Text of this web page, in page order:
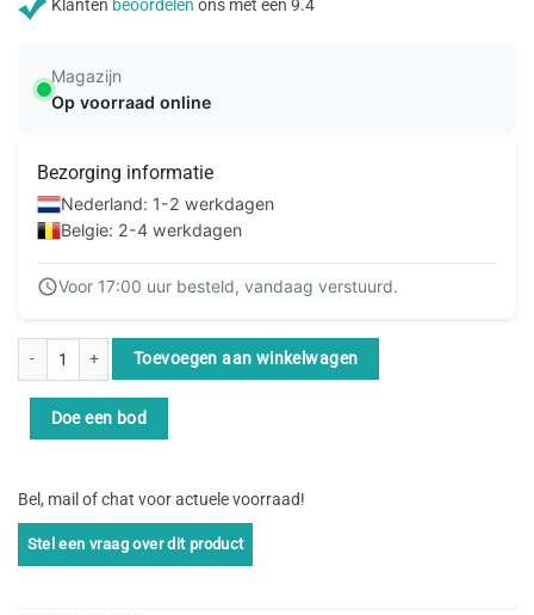
Klanten beoordelen ons met een 9.4
Magazijn
Op voorraad online
Bezorging informatie
Nederland: 1-2 werkdagen
Belgie: 2-4 werkdagen
Voor 17:00 uur besteld, vandaag verstuurd.
HP 45 watt AC-adapter met USB-C aantal
Toevoegen aan winkelwagen
Doe een bod
Bel, mail of chat voor actuele voorraad!